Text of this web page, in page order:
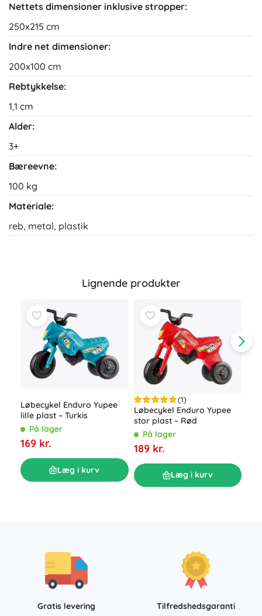
Nettets dimensioner inklusive stropper:
250x215 cm
Indre net dimensioner:
200x100 cm
Rebtykkelse:
1,1 cm
Alder:
3+
Bæreevne:
100 kg
Materiale:
reb, metal, plastik
Lignende produkter
Løbecykel Enduro Yupee
lille plast – Turkis
På lager
169 kr.
Læg i kurv
(1)
Løbecykel Enduro Yupee
stor plast – Rød
På lager
189 kr.
Læg i kurv
Gratis levering
Tilfredshedsgaranti